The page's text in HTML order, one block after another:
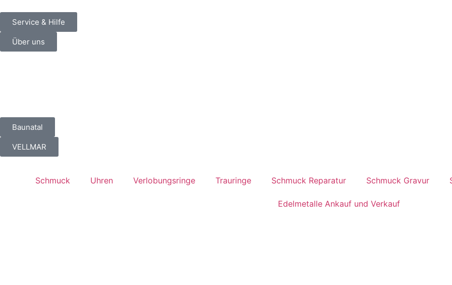
Service & Hilfe
Über uns
Baunatal
VELLMAR
Schmuck Uhren Verlobungsringe Trauringe Schmuck Reparatur Schmuck Gravur
Edelmetalle Ankauf und Verkauf